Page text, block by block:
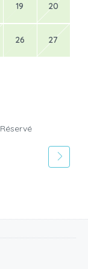
19 20
26 27
Réservé